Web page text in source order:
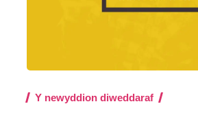
Y newyddion diweddaraf